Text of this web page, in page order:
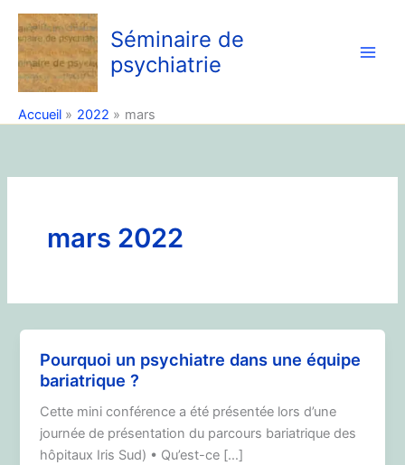
Aller
contenu
Séminaire de
psychiatrie
Accueil 2022 mars
mars 2022
Pourquoi un psychiatre dans une équipe
bariatrique ?
Cette mini conférence a été présentée lors d’une
journée de présentation du parcours bariatrique des
hôpitaux Iris Sud) • Qu’est-ce […]